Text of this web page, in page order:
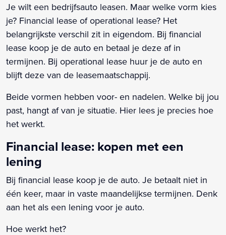
Je wilt een bedrijfsauto leasen. Maar welke vorm kies
je? Financial lease of operational lease? Het
belangrijkste verschil zit in eigendom. Bij financial
lease koop je de auto en betaal je deze af in
termijnen. Bij operational lease huur je de auto en
blijft deze van de leasemaatschappij.
Beide vormen hebben voor- en nadelen. Welke bij jou
past, hangt af van je situatie. Hier lees je precies hoe
het werkt.
Financial lease: kopen met een
lening
Bij financial lease koop je de auto. Je betaalt niet in
één keer, maar in vaste maandelijkse termijnen. Denk
aan het als een lening voor je auto.
Hoe werkt het?